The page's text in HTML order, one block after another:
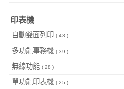
印表機
自動雙面列印 ( 43 )
多功能事務機 ( 39 )
無線功能 ( 28 )
單功能印表機 ( 25 )